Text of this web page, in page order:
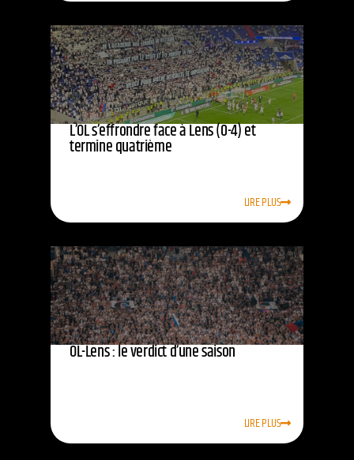
L’OL s’effrondre face à Lens (0-4) et
termine quatrième
LIRE PLUS
OL-Lens : le verdict d’une saison
LIRE PLUS